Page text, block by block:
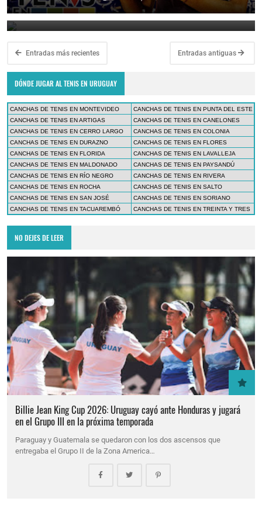
March 23, 2025
Entradas más recientes Entradas antiguas
DÓNDE JUGAR AL TENIS EN URUGUAY
CANCHAS DE TENIS EN MONTEVIDEO
CANCHAS DE TENIS EN PUNTA DEL ESTE
CANCHAS DE TENIS EN ARTIGAS
CANCHAS DE TENIS EN CANELONES
CANCHAS DE TENIS EN CERRO LARGO
CANCHAS DE TENIS EN COLONIA
CANCHAS DE TENIS EN DURAZNO
CANCHAS DE TENIS EN FLORES
CANCHAS DE TENIS EN FLORIDA
CANCHAS DE TENIS EN LAVALLEJA
CANCHAS DE TENIS EN MALDONADO
CANCHAS DE TENIS EN PAYSANDÚ
CANCHAS DE TENIS EN RÍO NEGRO
CANCHAS DE TENIS EN RIVERA
CANCHAS DE TENIS EN ROCHA
CANCHAS DE TENIS EN SALTO
CANCHAS DE TENIS EN SAN JOSÉ
CANCHAS DE TENIS EN SORIANO
CANCHAS DE TENIS EN TACUAREMBÓ
CANCHAS DE TENIS EN TREINTA Y TRES
NO DEJES DE LEER
Billie Jean King Cup 2026: Uruguay cayó ante Honduras y jugará
en el Grupo III en la próxima temporada
Paraguay y Guatemala se quedaron con los dos ascensos que
entregaba el Grupo II de la Zona America…